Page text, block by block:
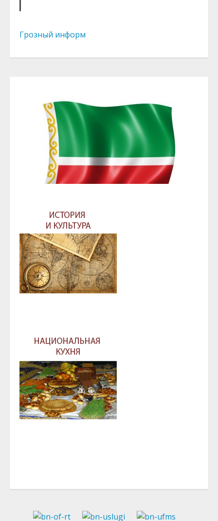
Грозный информ
ГЛАВА И ПРАВИТЕЛЬСТВО ЧЕЧЕНСКОЙ
РЕСПУБЛИКИ